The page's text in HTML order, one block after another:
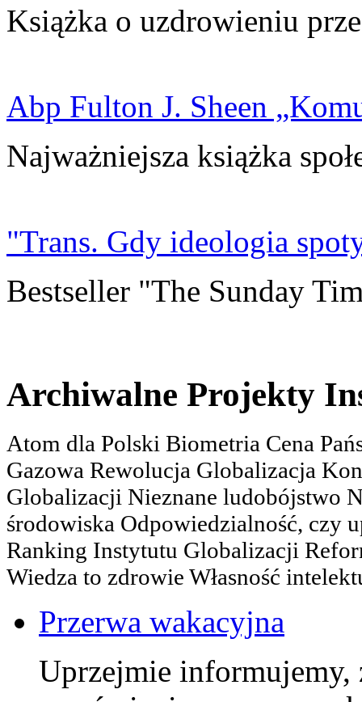
Książka o uzdrowieniu
Abp Fulton J. Sheen
Najważniejsza książka
"Trans. Gdy ideologia
Bestseller "The Sunday
Archiwalne Projekty
Atom dla Polski Biometria Cena
Gazowa Rewolucja Globalizacja
Globalizacji Nieznane ludobójstwo
środowiska Odpowiedzialność, czy
Ranking Instytutu Globalizacji
Wiedza to zdrowie Własność
Przerwa wakacyjna
Uprzejmie informujemy,